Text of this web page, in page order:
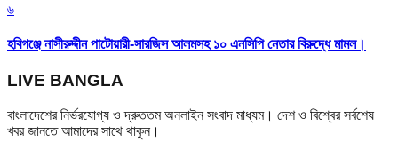
৬
হবিগঞ্জে নাসীরুদ্দীন পাটোয়ারী-সারজিস আলমসহ ১০ এনসিপি নেতার বিরুদ্ধে মামল।
LIVE BANGLA
বাংলাদেশের নির্ভরযোগ্য ও দ্রুততম অনলাইন সংবাদ মাধ্যম। দেশ ও বিশ্বের সর্বশেষ
খবর জানতে আমাদের সাথে থাকুন।